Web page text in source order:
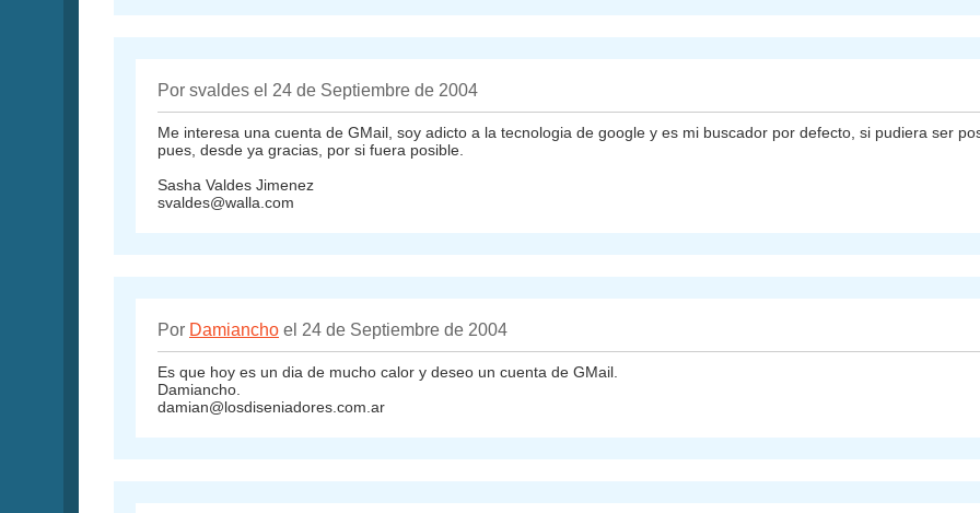
Por svaldes el 24 de Septiembre de 2004
Me interesa una cuenta de GMail, soy adicto a la tecnologia de google y es mi buscador por defecto, si pudiera ser
pues, desde ya gracias, por si fuera posible.
Sasha Valdes Jimenez
svaldes@walla.com
Por Damiancho el 24 de Septiembre de 2004
Es que hoy es un dia de mucho calor y deseo un cuenta de GMail.
Damiancho.
damian@losdiseniadores.com.ar